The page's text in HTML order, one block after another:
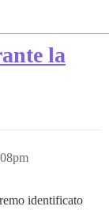
la
identificato